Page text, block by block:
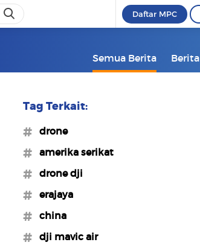
Daftar MPC
Semua Berita Berita
Tag Terkait:
#drone
#amerika serikat
#drone dji
#erajaya
#china
#dji mavic air